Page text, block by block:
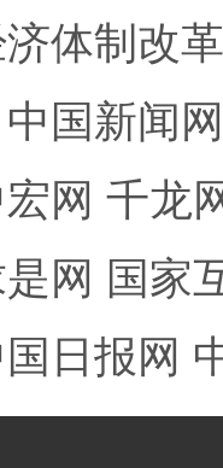
体制改
中国新闻网
网 千龙
网 国家
日报网